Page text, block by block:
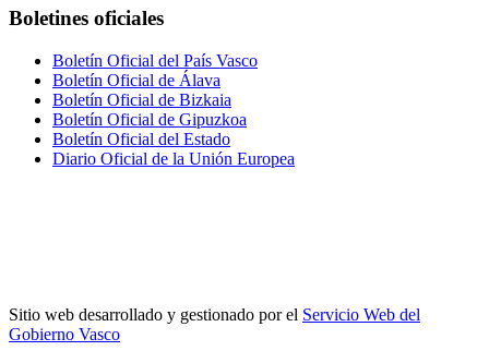
Boletines oficiales
Boletín Oficial del País Vasco
Boletín Oficial de Álava
Boletín Oficial de Bizkaia
Boletín Oficial de Gipuzkoa
Boletín Oficial del Estado
Diario Oficial de la Unión Europea
Sitio web desarrollado y gestionado por el Servicio Web del
Gobierno Vasco